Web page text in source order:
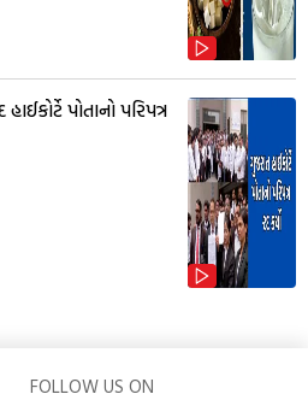
પોતાનો પરિપત્ર
FOLLOW US ON